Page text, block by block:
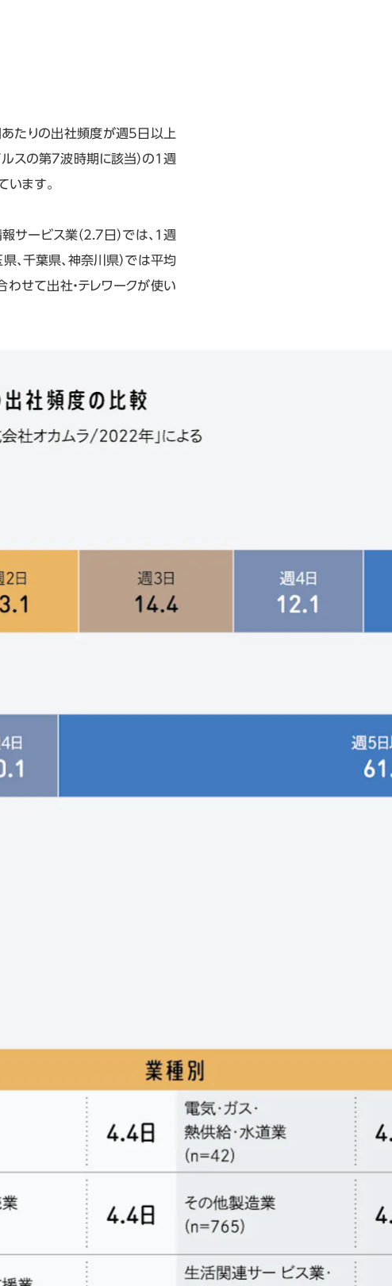
たりの出社頻度が週5日以上
スの第7波時期に該当）の1週
ます。
サービス業（2.7日）では、1週
、千葉県、神奈川県）では平均
せて出社・テレワークが使い